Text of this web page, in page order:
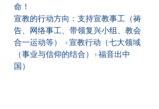
命！
宣教的行动方向：支持宣教事工（祷
告、网络事工、带领复兴小组、教会
合一运动等） +宣教行动（七大领域
（事业与信仰的结合）+福音出中
国）